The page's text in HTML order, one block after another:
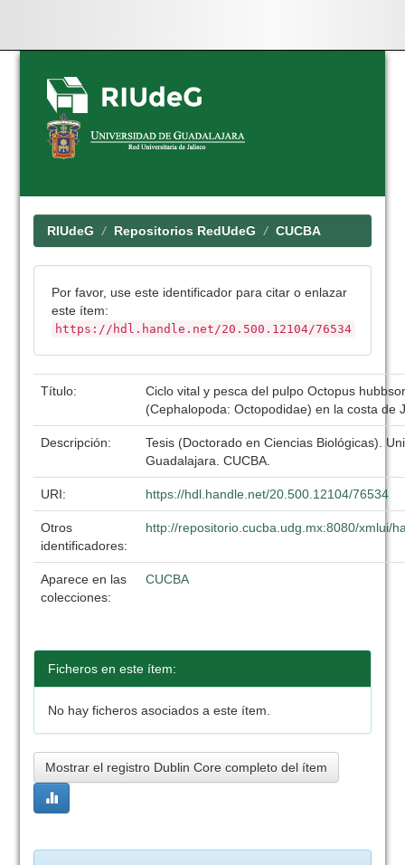
Skip
navigation
RIUdeG Repositorios RedUdeG CUCBA
Por favor, use este identificador para citar o enlazar
este ítem:
https://hdl.handle.net/20.500.12104/76534
Título:
Ciclo vital y pesca del pulpo Octopus
(Cephalopoda: Octopodidae) en la costa de
Descripción:
Tesis (Doctorado en Ciencias Biológicas).
Guadalajara. CUCBA.
URI: https://hdl.handle.net/20.500.12104/76534
Otros
identificadores:
http://repositorio.cucba.udg.mx:8080/xmlui/
Aparece en las
colecciones:
CUCBA
Ficheros en este ítem:
No hay ficheros asociados a este ítem.
Mostrar el registro Dublin Core completo del ítem